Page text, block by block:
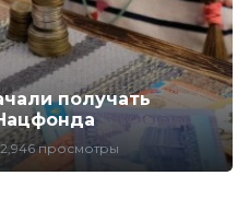
получать
2,946 просмотры